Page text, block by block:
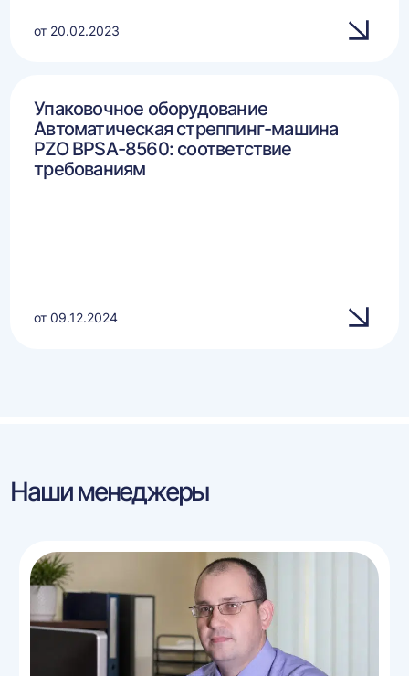
от 20.02.2023
Упаковочное оборудование
Автоматическая стреппинг-машина
PZO BPSA-8560: соответствие
требованиям
от 09.12.2024
Наши менеджеры